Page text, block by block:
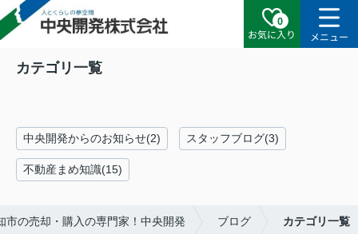
0
お気に入り
メニュー
カテゴリ一覧
中央開発からのお知らせ(2) スタッフブログ(3)
不動産まめ知識(15)
市の売却・購入の専門家！中央開発 ブログ カテゴリ一覧